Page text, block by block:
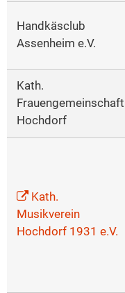
Handkäsclub
Assenheim e.V.
Kath.
Frauengemeinschaft
Hochdorf
Kath.
Musikverein
Hochdorf 1931 e.V.